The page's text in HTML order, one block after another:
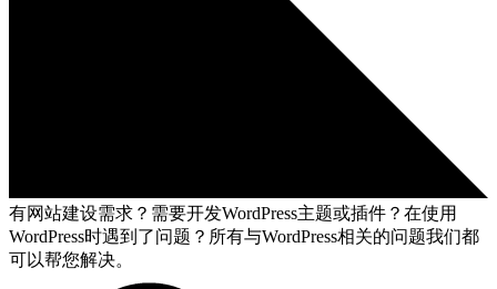
有网站建设需求？需要开发WordPress主题或插件？在使用
WordPress时遇到了问题？所有与WordPress相关的问题我们都
可以帮您解决。